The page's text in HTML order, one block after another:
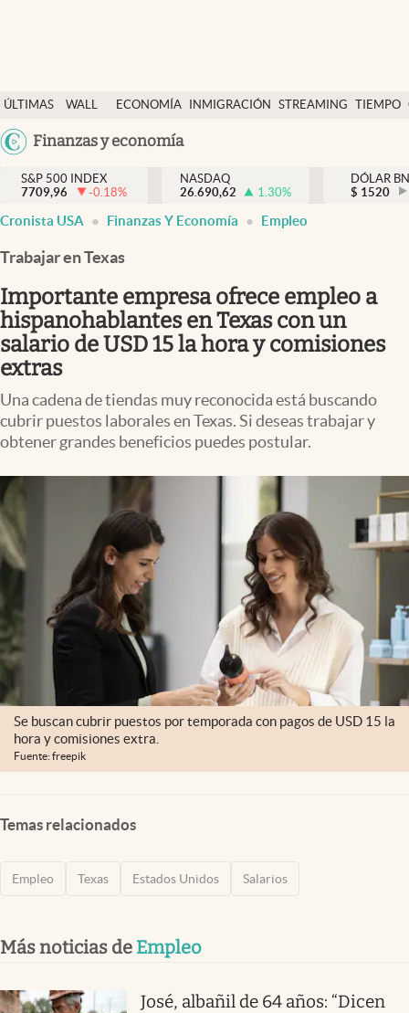
ÚLTIMAS
NOTICIAS
WALL
DÓLAR
ECONOMÍA INMIGRACIÓN STREAMING TIEMPO
México
Finanzas y economía
Finanzas y economía
Wall Street y dólar
Inmigración
Espiritual
Streaming
Lifestyle
S&P 500 INDEX
7709,96
-0.18%
NASDAQ
26.690,62
1.30%
DÓLAR
$ 1520
Cronista USA Finanzas Y Economía Empleo
Trabajar en Texas
Importante empresa ofrece empleo a
hispanohablantes en Texas con un
salario de USD 15 la hora y comisiones
extras
Una cadena de tiendas muy reconocida está buscando
cubrir puestos laborales en Texas. Si deseas trabajar y
obtener grandes beneficios puedes postular.
Se buscan cubrir puestos por temporada con pagos de USD 15 la
hora y comisiones extra.
Fuente: freepik
Temas relacionados
Empleo Texas Estados Unidos Salarios
Más noticias de Empleo
José, albañil de 64 años: “Dicen